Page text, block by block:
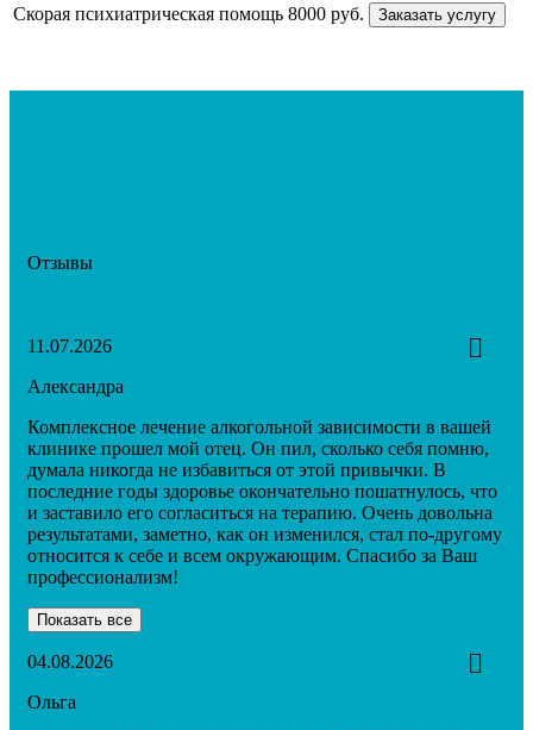
Скорая психиатрическая помощь 8000 руб. Заказать услугу
Отзывы
11.07.2026
Александра
Комплексное лечение алкогольной зависимости в вашей
клинике прошел мой отец. Он пил, сколько себя помню,
думала никогда не избавиться от этой привычки. В
последние годы здоровье окончательно пошатнулось, что
и заставило его согласиться на терапию. Очень довольна
результатами, заметно, как он изменился, стал по-другому
относится к себе и всем окружающим. Спасибо за Ваш
профессионализм!
Показать все
04.08.2026
Ольга